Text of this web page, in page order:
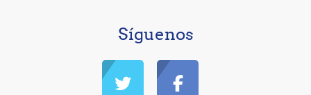
Síguenos